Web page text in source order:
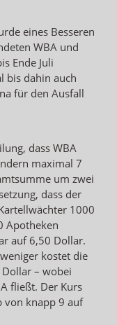
eines Besseren
WBA und
Ende Juli
bis dahin auch
für den Ausfall
dass WBA
maximal 7
um zwei
dass der
1000
Apotheken
auf 6,50 Dollar.
kostet die
– wobei
fließt. Der Kurs
von knapp 9 auf